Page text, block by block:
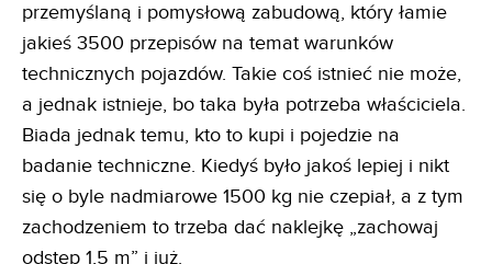
przemyślaną i pomysłową zabudową, który łamie
jakieś 3500 przepisów na temat warunków
technicznych pojazdów. Takie coś istnieć nie może,
a jednak istnieje, bo taka była potrzeba właściciela.
Biada jednak temu, kto to kupi i pojedzie na
badanie techniczne. Kiedyś było jakoś lepiej i nikt
się o byle nadmiarowe 1500 kg nie czepiał, a z tym
zachodzeniem to trzeba dać naklejkę „zachowaj
odstęp 1,5 m” i już.